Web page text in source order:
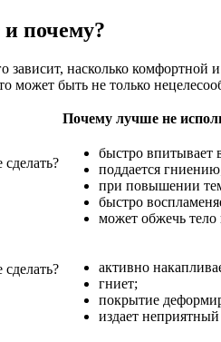
почему?
зависит, насколько
может быть не только
Почему лучше не
быстро впитывает
поддается
при повышении
быстро
может обжечь
активно
гниет;
покрытие
издает